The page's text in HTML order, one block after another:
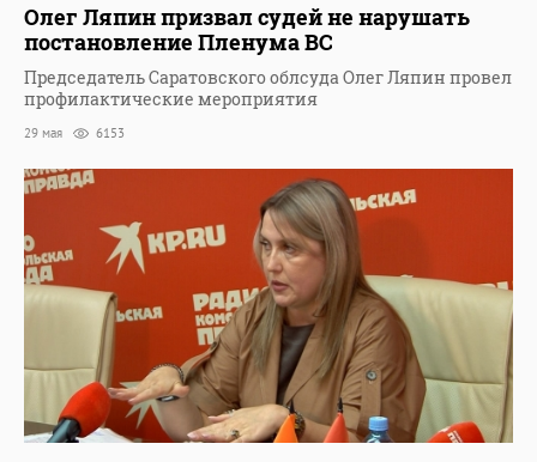
Олег Ляпин призвал судей не нарушать
постановление Пленума ВС
Председатель Саратовского облсуда Олег Ляпин провел
профилактические мероприятия
29 мая 6153